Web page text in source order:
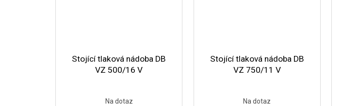
Stojící tlaková nádoba DB
VZ 500/16 V
Na dotaz
Stojící tlaková nádoba DB
VZ 750/11 V
Na dotaz